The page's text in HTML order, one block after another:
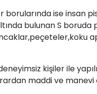
borularında ise insan
bulunan S
kişiler ile
maddi ve manevi